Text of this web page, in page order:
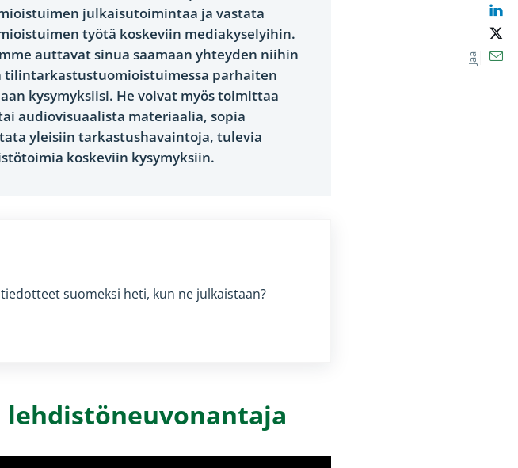
Jaa
X
julkaisutoimintaa ja vastata
työtä koskeviin mediakyselyihin.
auttavat sinua saamaan yhteyden niihin
parhaiten
kysymyksiisi. He voivat myös toimittaa
audiovisuaalista materiaalia, sopia
yleisiin tarkastushavaintoja, tulevia
koskeviin kysymyksiin.
suomeksi heti, kun ne julkaistaan?